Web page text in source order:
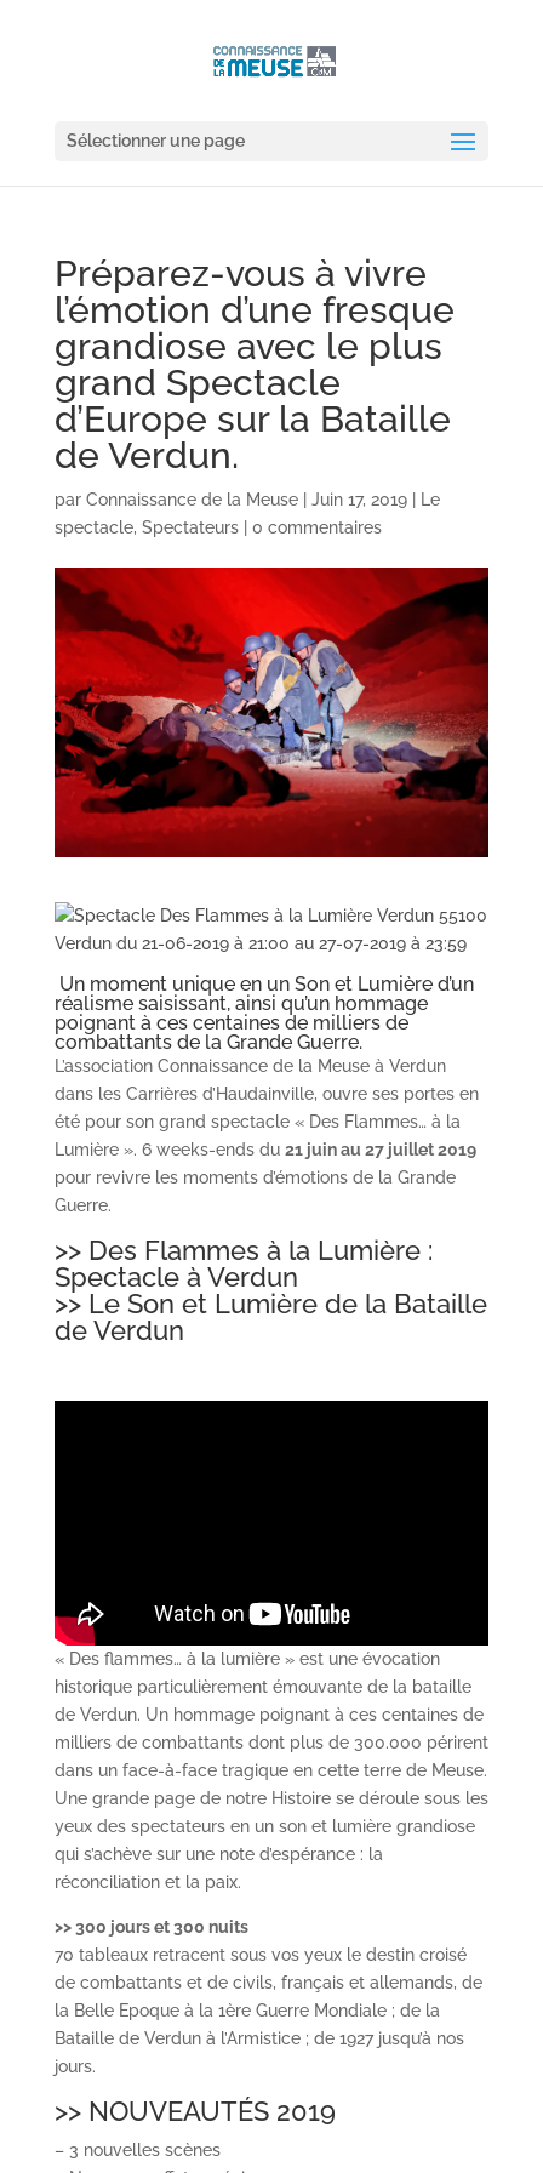
Sélectionner une page
Préparez-vous à vivre
l’émotion d’une fresque
grandiose avec le plus
grand Spectacle
d’Europe sur la Bataille
de Verdun.
par Connaissance de la Meuse| Juin 17, 2019|
Le
spectacle, Spectateurs| 0 commentaires
Un moment unique en un Son et Lumière d’un
réalisme saisissant, ainsi qu’un hommage
poignant à ces centaines de milliers de
combattants de la Grande Guerre.
L’association Connaissance de la Meuse à Verdun
dans les Carrières d’Haudainville, ouvre ses portes en
été pour son grand spectacle « Des Flammes… à la
Lumière ». 6 weeks-ends du 21 juin au 27 juillet 2019
pour revivre les moments d’émotions de la Grande
Guerre.
>> Des Flammes à la Lumière :
Spectacle à Verdun
>> Le Son et Lumière de la Bataille
de Verdun
« Des flammes… à la lumière » est une évocation
historique particulièrement émouvante de la bataille
de Verdun. Un hommage poignant à ces centaines de
milliers de combattants dont plus de 300.000 périrent
dans un face-à-face tragique en cette terre de Meuse.
Une grande page de notre Histoire se déroule sous les
yeux des spectateurs en un son et lumière grandiose
qui s’achève sur une note d’espérance : la
réconciliation et la paix.
>> 300 jours et 300 nuits
70 tableaux retracent sous vos yeux le destin croisé
de combattants et de civils, français et allemands, de
la Belle Epoque à la 1ère Guerre Mondiale ; de la
Bataille de Verdun à l’Armistice ; de 1927 jusqu’à nos
jours.
>> NOUVEAUTÉS 2019
– 3 nouvelles scènes